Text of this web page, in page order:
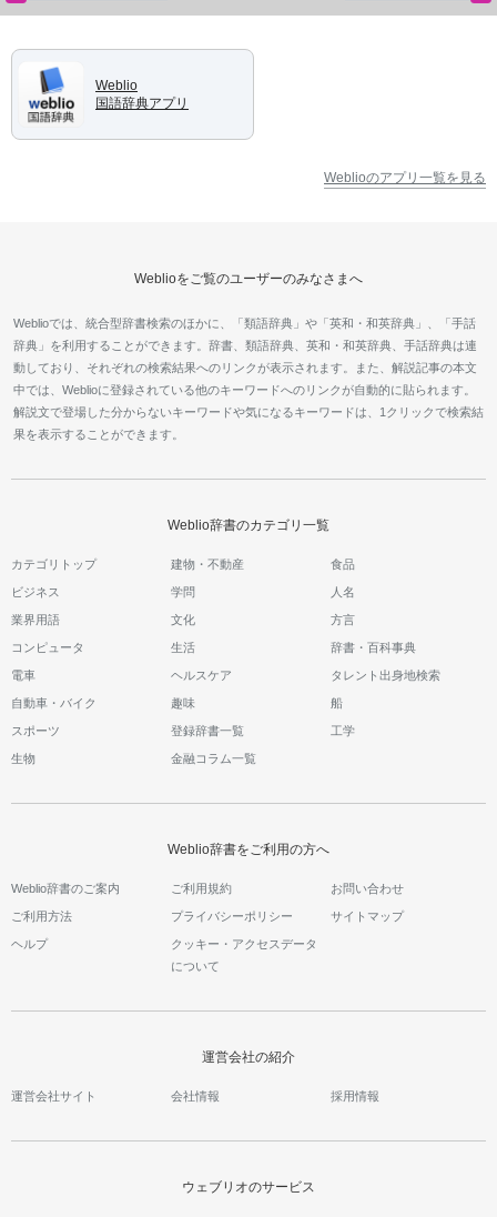
Weblio
国語辞典アプリ
Weblioのアプリ一覧を見る
Weblioをご覧のユーザーのみなさまへ
Weblioでは、統合型辞書検索のほかに、「類語辞典」や「英和・和英辞典」、「手話
辞典」を利用することができます。辞書、類語辞典、英和・和英辞典、手話辞典は連
動しており、それぞれの検索結果へのリンクが表示されます。また、解説記事の本文
中では、Weblioに登録されている他のキーワードへのリンクが自動的に貼られます。
解説文で登場した分からないキーワードや気になるキーワードは、1クリックで検索結
果を表示することができます。
Weblio辞書のカテゴリ一覧
カテゴリトップ 建物・不動産 食品
ビジネス 学問 人名
業界用語 文化 方言
コンピュータ 生活 辞書・百科事典
電車 ヘルスケア タレント出身地検索
自動車・バイク 趣味 船
スポーツ 登録辞書一覧 工学
生物 金融コラム一覧
Weblio辞書をご利用の方へ
Weblio辞書のご案内 ご利用規約 お問い合わせ
ご利用方法 プライバシーポリシー サイトマップ
ヘルプ
クッキー・アクセスデータ
について
運営会社の紹介
運営会社サイト 会社情報 採用情報
ウェブリオのサービス